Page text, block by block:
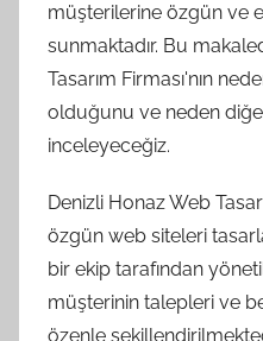
müşterilerine özgün ve
sunmaktadır. Bu
Tasarım Firması'nın
olduğunu ve neden
inceleyeceğiz.
Denizli Honaz Web
özgün web siteleri
bir ekip tarafından
müşterinin talepleri ve
özenle